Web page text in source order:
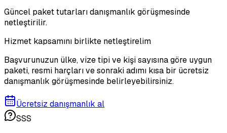
Güncel paket tutarları danışmanlık görüşmesinde
netleştirilir.
Hizmet kapsamını birlikte netleştirelim
Başvurunuzun ülke, vize tipi ve kişi sayısına göre uygun
paketi, resmi harçları ve sonraki adımı kısa bir ücretsiz
danışmanlık görüşmesinde belirleyebilirsiniz.
Ücretsiz danışmanlık al
SSS